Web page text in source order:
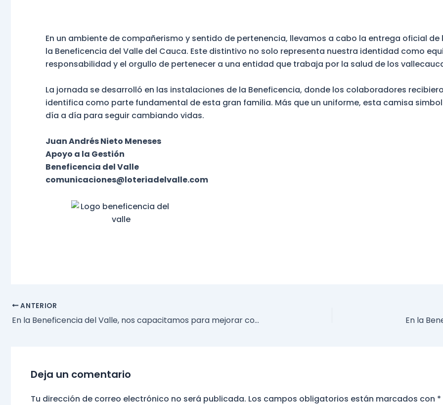
En un ambiente de compañerismo y sentido de pertenencia, llevamos a cabo la entrega oficial
la Beneficencia del Valle del Cauca. Este distintivo no solo representa nuestra identidad como
responsabilidad y el orgullo de pertenecer a una entidad que trabaja por la salud de los
La jornada se desarrolló en las instalaciones de la Beneficencia, donde los colaboradores
identifica como parte fundamental de esta gran familia. Más que un uniforme, esta camisa
día a día para seguir cambiando vidas.
Juan Andrés Nieto Meneses
Apoyo a la Gestión
Beneficencia del Valle
comunicaciones@loteriadelvalle.com
Navegación
de
ANTERIOR
En la Beneficencia del Valle, nos capacitamos para mejorar constantemente.
Deja un comentario
Tu dirección de correo electrónico no será publicada. Los campos obligatorios están marcados con *